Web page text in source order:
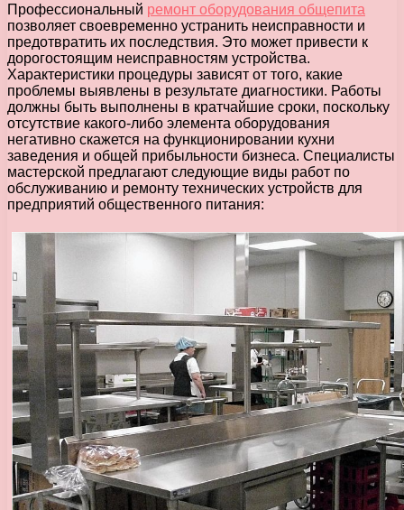
Профессиональный ремонт оборудования общепита
позволяет своевременно устранить неисправности и
предотвратить их последствия. Это может привести к
дорогостоящим неисправностям устройства.
Характеристики процедуры зависят от того, какие
проблемы выявлены в результате диагностики. Работы
должны быть выполнены в кратчайшие сроки, поскольку
отсутствие какого-либо элемента оборудования
негативно скажется на функционировании кухни
заведения и общей прибыльности бизнеса. Специалисты
мастерской предлагают следующие виды работ по
обслуживанию и ремонту технических устройств для
предприятий общественного питания: